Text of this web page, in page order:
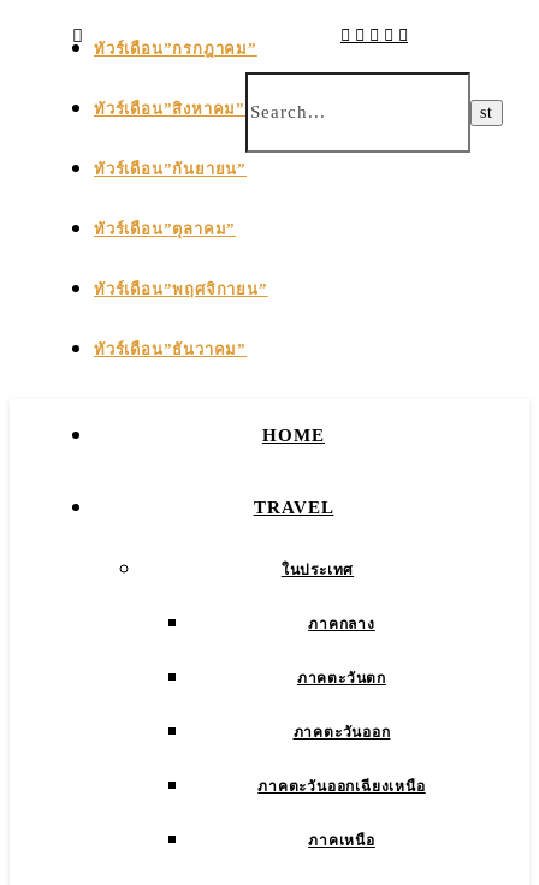
ทัวร์เดือน”กรกฎาคม”
ทัวร์เดือน”สิงหาคม”
ทัวร์เดือน”กันยายน”
ทัวร์เดือน”ตุลาคม”
ทัวร์เดือน”พฤศจิกายน”
ทัวร์เดือน”ธันวาคม”
HOME
TRAVEL
ในประเทศ
ภาคกลาง
ภาคตะวันตก
ภาคตะวันออก
ภาคตะวันออกเฉียงเหนือ
ภาคเหนือ